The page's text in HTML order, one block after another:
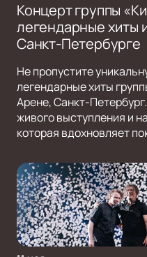
Концерт группы
легендарные хиты
Санкт-Петербурге
Не пропустите
легендарные хиты
Арене, Санкт-
живого выступления и
которая вдохновляет